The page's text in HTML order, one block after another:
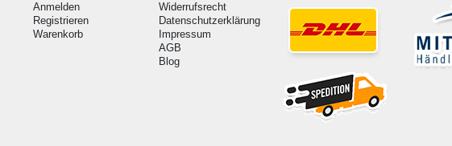
Anmelden
Registrieren
Warenkorb
Widerrufsrecht
Datenschutzerklärung
Impressum
AGB
Blog